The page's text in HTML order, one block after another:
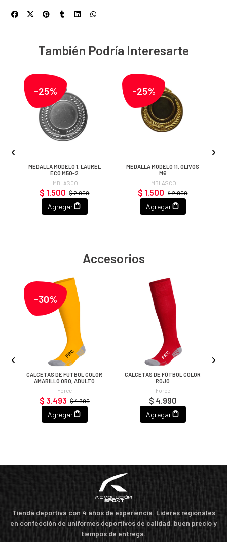
También Podría Interesarte
-25%
MEDALLA MODELO 1, LAUREL
ECO M50-2
IMBLASCO
$ 2.000
$ 1.500
Agregar
-25%
MEDALLA MODELO 11, OLIVOS
M6
IMBLASCO
$ 2.000
$ 1.500
Agregar
Accesorios
-30%
CALCETAS DE FÚTBOL COLOR
AMARILLO ORO, ADULTO
Force
$ 4.990
$ 3.493
Agregar
CALCETAS DE FÚTBOL COLOR
ROJO
Force
$ 4.990
Agregar
Tienda deportiva con 4 años de experiencia. Líderes regionales
en confección de uniformes deportivos de calidad, buen precio y
tiempos de entrega.